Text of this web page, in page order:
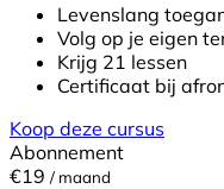
Levenslang
Volg op je eigen
Krijg 21 lessen
Certificaat bij
Koop deze cursus
Abonnement
€19 / maand